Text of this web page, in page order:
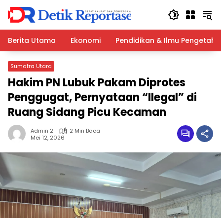
Langsung
konten
Berita Utama
Ekonomi Pendidikan & Ilmu
Sumatra Utara
Hakim PN Lubuk Pakam Diprotes
Penggugat, Pernyataan “Ilegal” di
Ruang Sidang Picu Kecaman
Admin 2
2 Min Baca
Mei 12, 2026